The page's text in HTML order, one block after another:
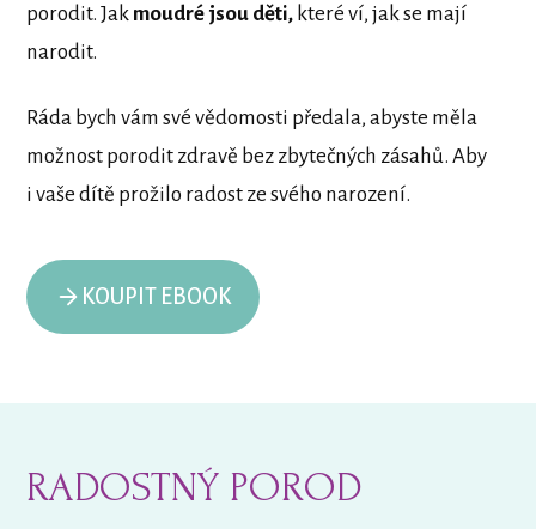
porodit. Jak moudré jsou děti, které ví, jak se mají
narodit.
Ráda bych vám své vědomosti předala, abyste měla
možnost porodit zdravě bez zbytečných zásahů. Aby
i vaše dítě prožilo radost ze svého narození.
KOUPIT EBOOK
RADOSTNÝ POROD